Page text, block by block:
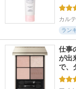
カル
ラン
仕事
が出
で、